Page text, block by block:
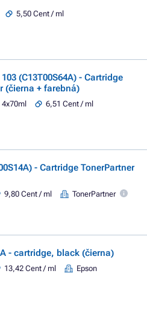
5,50 Cent / ml
(C13T00S64A) - Cartridge
(čierna + farebná)
4x70ml
6,51 Cent / ml
- Cartridge TonerPartner
9,80 Cent / ml TonerPartner
- cartridge, black (čierna)
13,42 Cent / ml Epson